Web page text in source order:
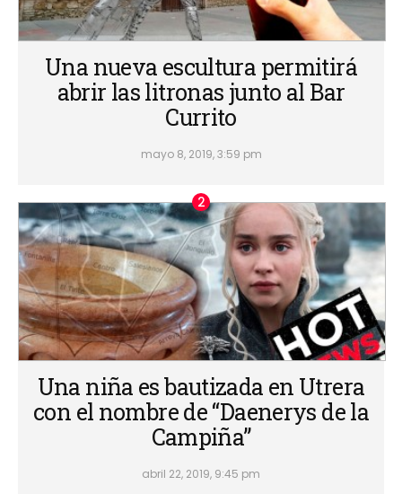
Una nueva escultura permitirá
abrir las litronas junto al Bar
Currito
mayo 8, 2019, 3:59 pm
Una niña es bautizada en Utrera
con el nombre de “Daenerys de la
Campiña”
abril 22, 2019, 9:45 pm